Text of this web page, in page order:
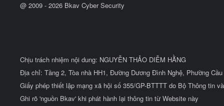
@ 2009 - 2026 Bkav Cyber Security
Chịu trách nhiệm nội dung: NGUYỄN THẢO DIỄM HẰNG
Địa chỉ: Tầng 2, Tòa nhà HH1, Đường Dương Đình Nghệ, Phường
Giấy phép thiết lập mạng xã hội số 355/GP-BTTTT do Bộ Thông tin
Ghi rõ 'nguồn Bkav' khi phát hành lại thông tin từ Website này